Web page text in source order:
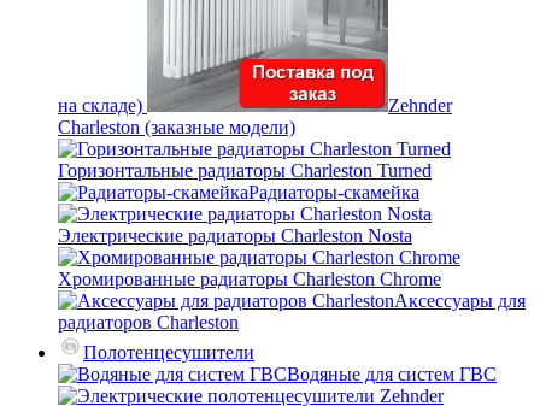
на складе)
Zehnder
Charleston (заказные модели)
Горизонтальные радиаторы Charleston Turned
Радиаторы-скамейка
Электрические радиаторы Charleston Nosta
Хромированные радиаторы Charleston Chrome
Аксессуары для
радиаторов Charleston
Полотенцесушители
Водяные для систем ГВС